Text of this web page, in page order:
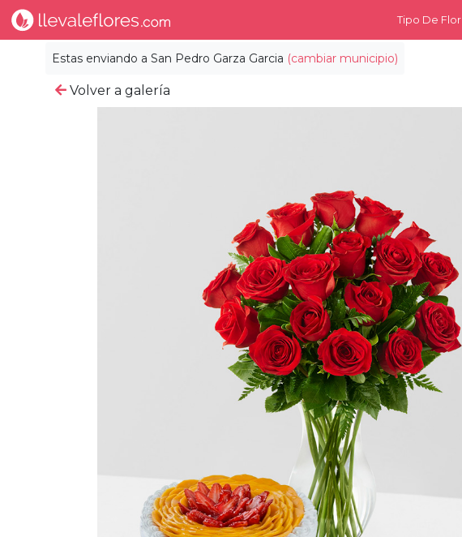
Estas enviando a San Pedro Garza Garcia (cambiar municipio)
Tipo De Flor
Volver a galería